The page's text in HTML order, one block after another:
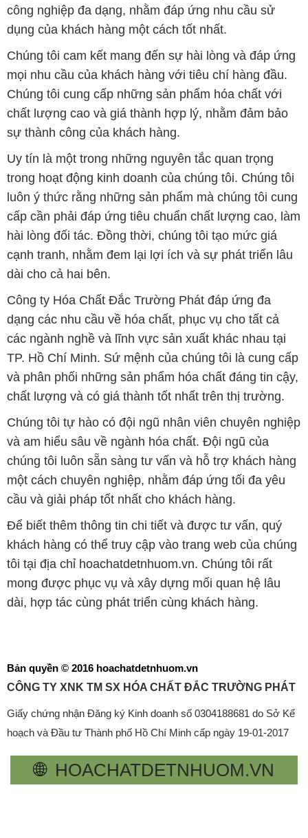
Chúng tôi cung cấp những sản phẩm hóa chất với
chất lượng cao và giá thành hợp lý, nhằm đảm bảo
sự thành công của khách hàng.
Uy tín là một trong những nguyên tắc quan trọng
trong hoạt động kinh doanh của chúng tôi. Chúng tôi
luôn ý thức rằng những sản phẩm mà chúng tôi cung
cấp cần phải đáp ứng tiêu chuẩn chất lượng cao, làm
hài lòng đối tác. Đồng thời, chúng tôi tạo mức giá
cạnh tranh, nhằm đem lại lợi ích và sự phát triển lâu
dài cho cả hai bên.
Công ty Hóa Chất Đắc Trường Phát đáp ứng đa
dạng các nhu cầu về hóa chất, phục vụ cho tất cả
các ngành nghề và lĩnh vực sản xuất khác nhau tại
TP. Hồ Chí Minh. Sứ mệnh của chúng tôi là cung cấp
và phân phối những sản phẩm hóa chất đáng tin cậy,
chất lượng và có giá thành tốt nhất trên thị trường.
Chúng tôi tự hào có đội ngũ nhân viên chuyên nghiệp
và am hiểu sâu về ngành hóa chất. Đội ngũ của
chúng tôi luôn sẵn sàng tư vấn và hỗ trợ khách hàng
một cách chuyên nghiệp, nhằm đáp ứng tối đa yêu
cầu và giải pháp tốt nhất cho khách hàng.
Để biết thêm thông tin chi tiết và được tư vấn, quý
khách hàng có thể truy cập vào trang web của chúng
tôi tại địa chỉ hoachatdetnhuom.vn. Chúng tôi rất
mong được phục vụ và xây dựng mối quan hệ lâu
dài, hợp tác cùng phát triển cùng khách hàng.
Bản quyền © 2016 hoachatdetnhuom.vn
CÔNG TY XNK TM SX HÓA CHẤT ĐẮC TRƯỜNG PHÁT
🌐HOACHATDETNHUOM.VN